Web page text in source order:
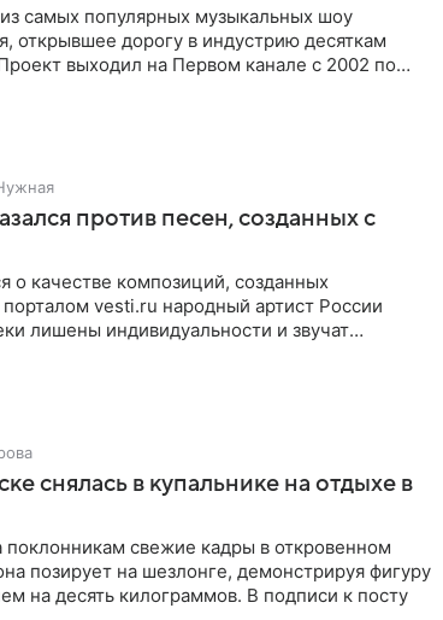
самых популярных музыкальных шоу
открывшее дорогу в индустрию десяткам
выходил на Первом канале с 2002 по
против песен, созданных с
о качестве композиций, созданных
vesti.ru народный артист России
лишены индивидуальности и звучат
снялась в купальнике на отдыхе в
поклонникам свежие кадры в откровенном
позирует на шезлонге, демонстрируя фигуру
на десять килограммов. В подписи к посту